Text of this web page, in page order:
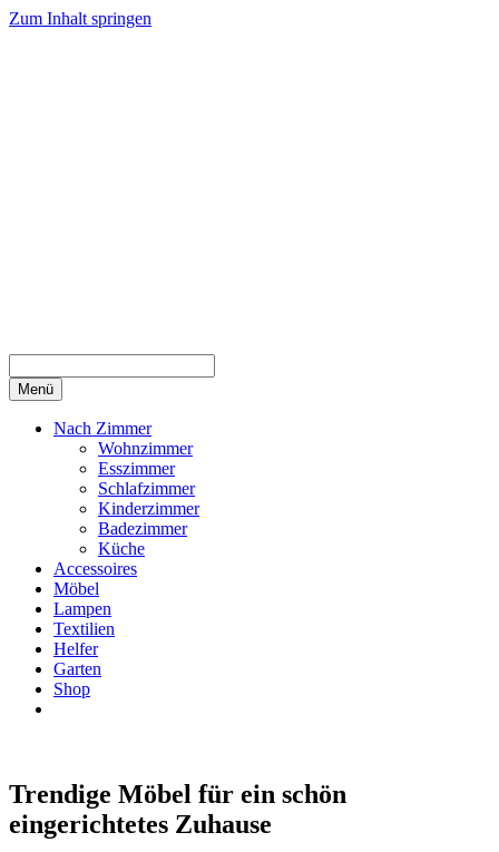
Zum Inhalt springen
Menü
Nach Zimmer
Wohnzimmer
Esszimmer
Schlafzimmer
Kinderzimmer
Badezimmer
Küche
Accessoires
Möbel
Lampen
Textilien
Helfer
Garten
Shop
Trendige Möbel für ein schön
eingerichtetes Zuhause